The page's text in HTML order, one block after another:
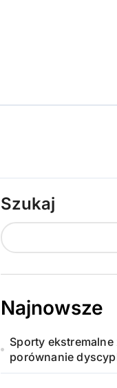
Szukaj
Najnowsze
Sporty
porównanie